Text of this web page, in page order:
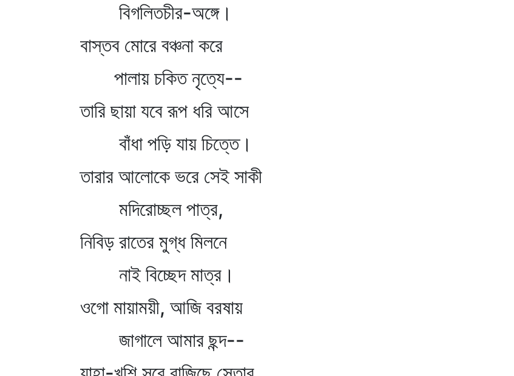
বিগলিতচীর-অঙ্গে।
বাস্তব মোরে বঞ্চনা করে
পালায় চকিত নৃত্যে--
তারি ছায়া যবে রূপ ধরি আসে
বাঁধা পড়ি যায় চিত্তে।
তারার আলোকে ভরে সেই সাকী
মদিরোচ্ছল পাত্র,
নিবিড় রাতের মুগ্ধ মিলনে
নাই বিচ্ছেদ মাত্র।
ওগো মায়াময়ী, আজি বরষায়
জাগালে আমার ছন্দ--